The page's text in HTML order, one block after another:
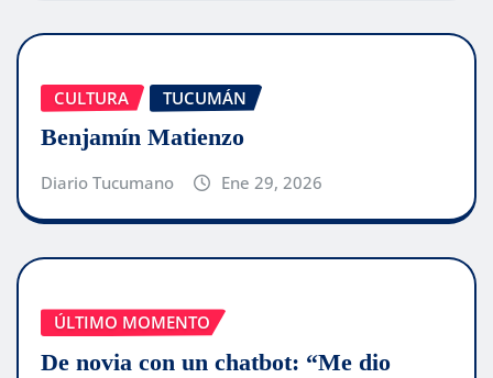
CULTURA TUCUMÁN
Benjamín Matienzo
Diario Tucumano Ene 29, 2026
ÚLTIMO MOMENTO
De novia con un chatbot: “Me dio